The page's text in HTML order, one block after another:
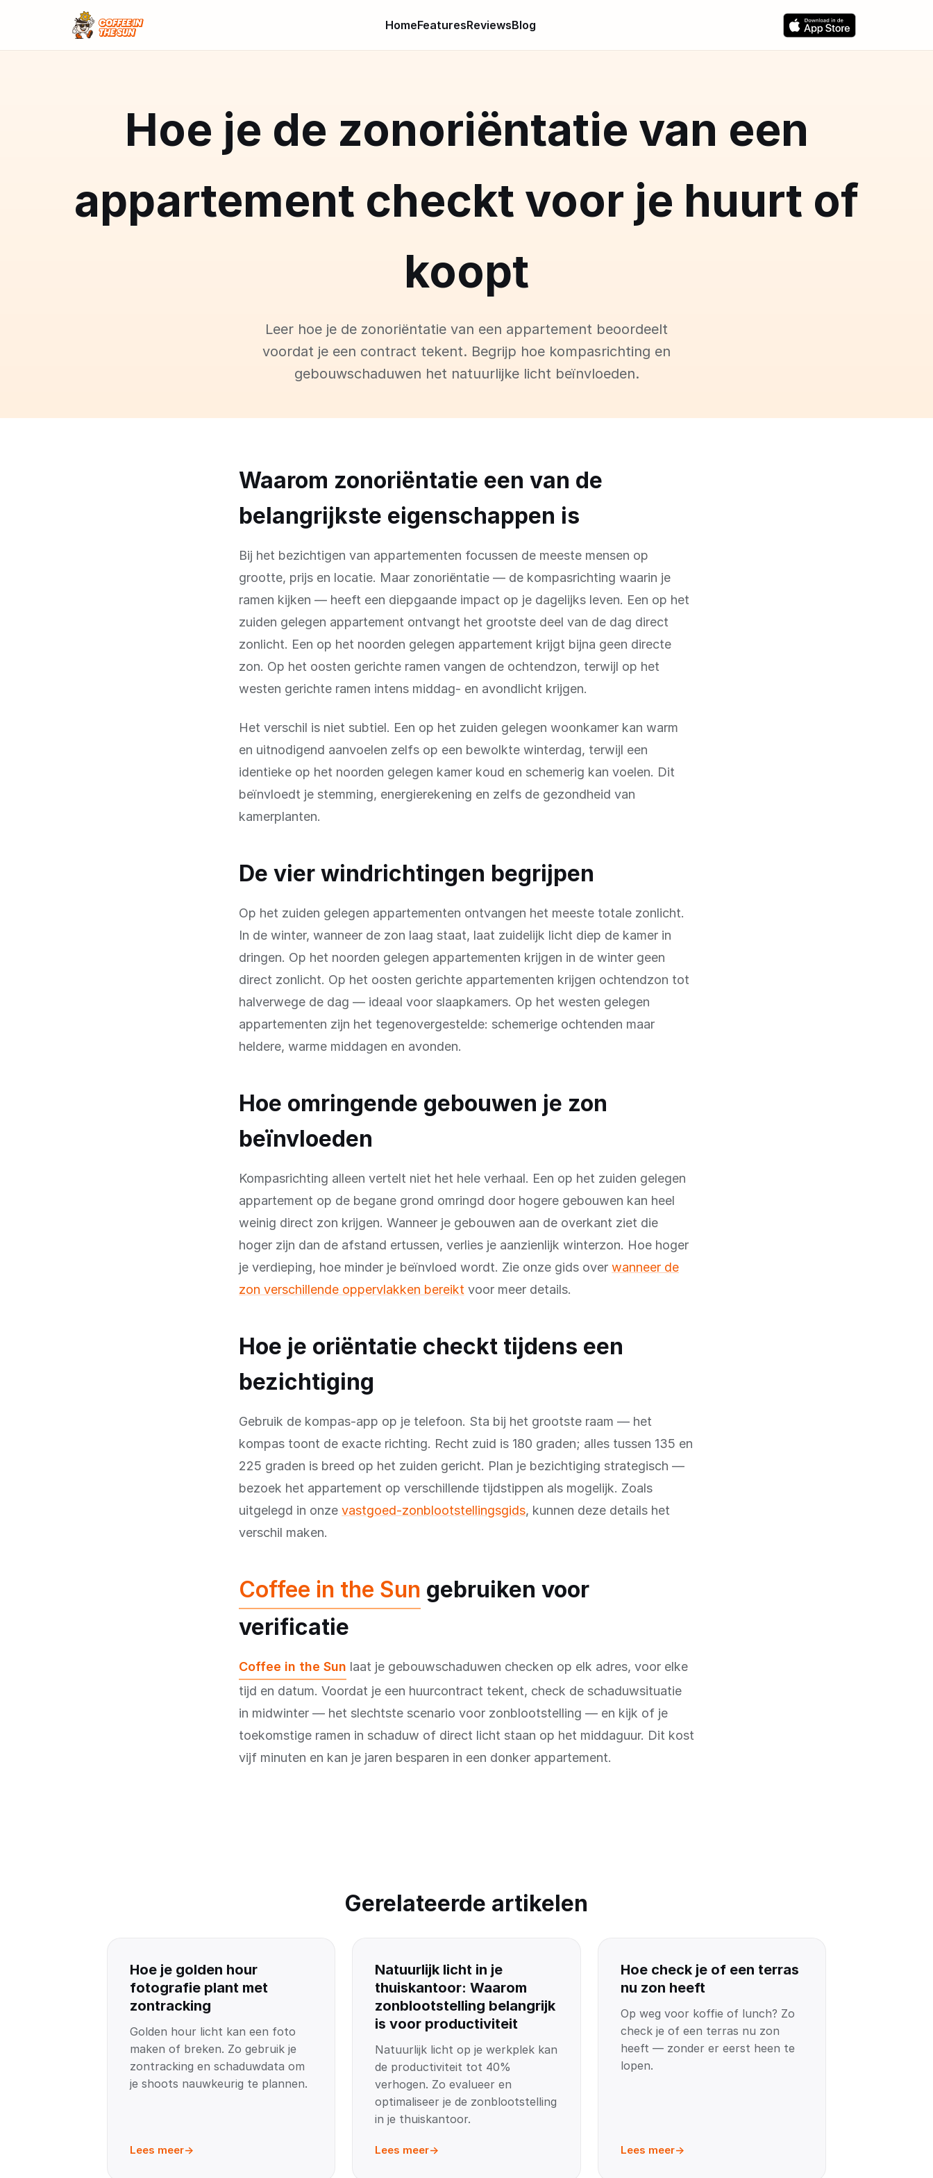
HomeFeaturesReviewsBlog
Hoe je de zonoriëntatie van een
appartement checkt voor je huurt of
koopt
Leer hoe je de zonoriëntatie van een appartement beoordeelt
voordat je een contract tekent. Begrijp hoe kompasrichting en
gebouwschaduwen het natuurlijke licht beïnvloeden.
Waarom zonoriëntatie een van de
belangrijkste eigenschappen is
Bij het bezichtigen van appartementen focussen de meeste mensen op
grootte, prijs en locatie. Maar zonoriëntatie — de kompasrichting waarin je
ramen kijken — heeft een diepgaande impact op je dagelijks leven. Een op het
zuiden gelegen appartement ontvangt het grootste deel van de dag direct
zonlicht. Een op het noorden gelegen appartement krijgt bijna geen directe
zon. Op het oosten gerichte ramen vangen de ochtendzon, terwijl op het
westen gerichte ramen intens middag- en avondlicht krijgen.
Het verschil is niet subtiel. Een op het zuiden gelegen woonkamer kan warm
en uitnodigend aanvoelen zelfs op een bewolkte winterdag, terwijl een
identieke op het noorden gelegen kamer koud en schemerig kan voelen. Dit
beïnvloedt je stemming, energierekening en zelfs de gezondheid van
kamerplanten.
De vier windrichtingen begrijpen
Op het zuiden gelegen appartementen ontvangen het meeste totale zonlicht.
In de winter, wanneer de zon laag staat, laat zuidelijk licht diep de kamer in
dringen. Op het noorden gelegen appartementen krijgen in de winter geen
direct zonlicht. Op het oosten gerichte appartementen krijgen ochtendzon tot
halverwege de dag — ideaal voor slaapkamers. Op het westen gelegen
appartementen zijn het tegenovergestelde: schemerige ochtenden maar
heldere, warme middagen en avonden.
Hoe omringende gebouwen je zon
beïnvloeden
Kompasrichting alleen vertelt niet het hele verhaal. Een op het zuiden gelegen
appartement op de begane grond omringd door hogere gebouwen kan heel
weinig direct zon krijgen. Wanneer je gebouwen aan de overkant ziet die
hoger zijn dan de afstand ertussen, verlies je aanzienlijk winterzon. Hoe hoger
je verdieping, hoe minder je beïnvloed wordt. Zie onze gids over wanneer de
zon verschillende oppervlakken bereikt voor meer details.
Hoe je oriëntatie checkt tijdens een
bezichtiging
Gebruik de kompas-app op je telefoon. Sta bij het grootste raam — het
kompas toont de exacte richting. Recht zuid is 180 graden; alles tussen 135 en
225 graden is breed op het zuiden gericht. Plan je bezichtiging strategisch —
bezoek het appartement op verschillende tijdstippen als mogelijk. Zoals
uitgelegd in onze vastgoed-zonblootstellingsgids, kunnen deze details het
verschil maken.
Coffee in the Sun gebruiken voor
verificatie
Coffee in the Sun laat je gebouwschaduwen checken op elk adres, voor elke
tijd en datum. Voordat je een huurcontract tekent, check de schaduwsituatie
in midwinter — het slechtste scenario voor zonblootstelling — en kijk of je
toekomstige ramen in schaduw of direct licht staan op het middaguur. Dit kost
vijf minuten en kan je jaren besparen in een donker appartement.
Gerelateerde artikelen
Hoe je golden hour
fotografie plant met
zontracking
Golden hour licht kan een foto
maken of breken. Zo gebruik je
zontracking en schaduwdata om
je shoots nauwkeurig te plannen.
Lees meer
Natuurlijk licht in je
thuiskantoor: Waarom
zonblootstelling belangrijk
is voor productiviteit
Natuurlijk licht op je werkplek kan
de productiviteit tot 40%
verhogen. Zo evalueer en
optimaliseer je de zonblootstelling
in je thuiskantoor.
Lees meer
Hoe check je of een terras
nu zon heeft
Op weg voor koffie of lunch? Zo
check je of een terras nu zon
heeft — zonder er eerst heen te
lopen.
Lees meer